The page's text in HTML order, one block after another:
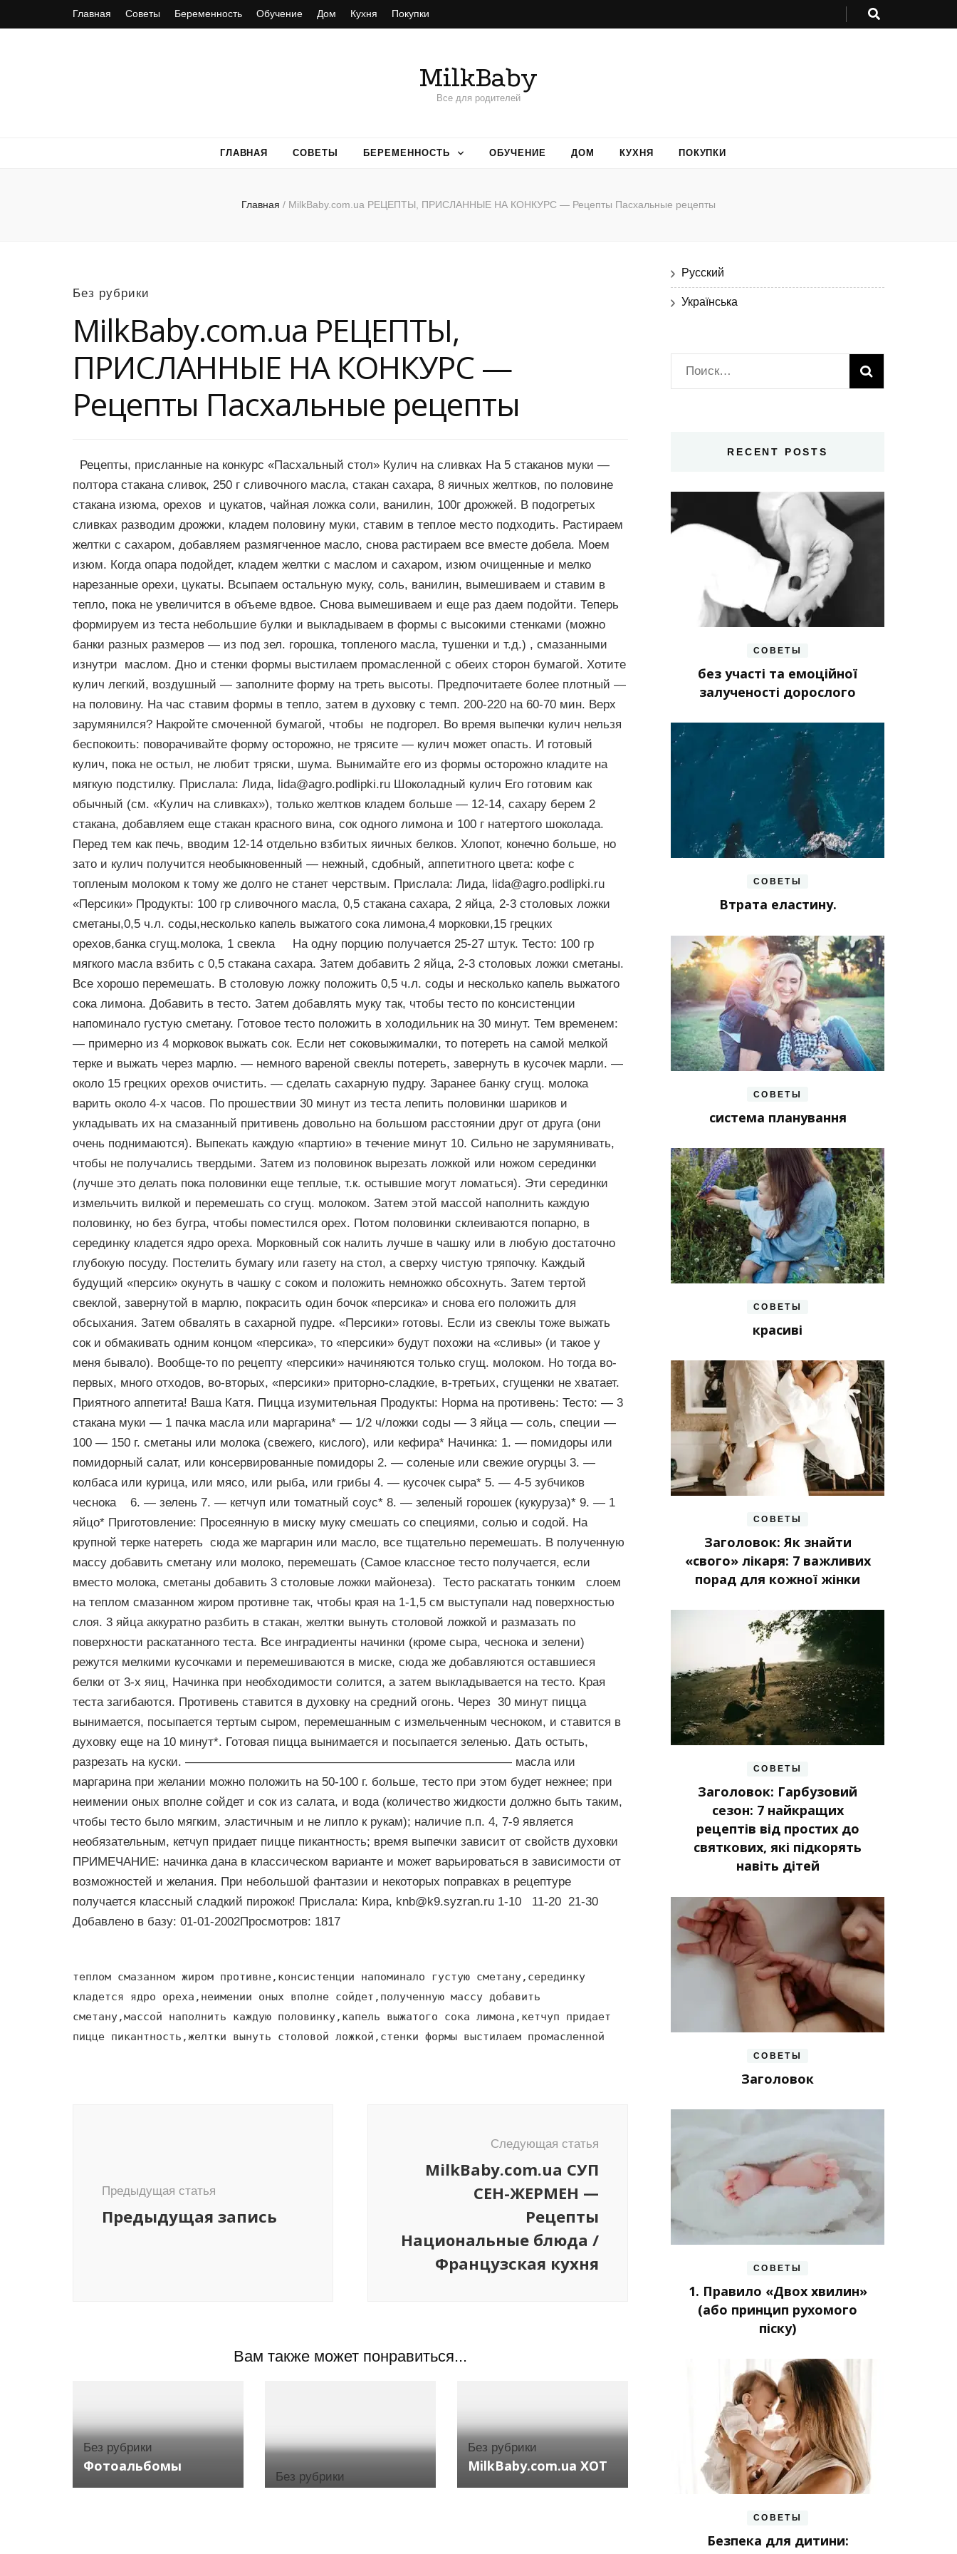
Главная Советы Беременность Обучение Дом Кухня Покупки
MilkBaby
Все для родителей
ГЛАВНАЯ СОВЕТЫ БЕРЕМЕННОСТЬ ОБУЧЕНИЕ ДОМ КУХНЯ ПОКУПКИ
Главная / MilkBaby.com.ua РЕЦЕПТЫ, ПРИСЛАННЫЕ НА КОНКУРС — Рецепты Пасхальные рецепты
Без рубрики
MilkBaby.com.ua РЕЦЕПТЫ,
ПРИСЛАННЫЕ НА КОНКУРС —
Рецепты Пасхальные рецепты
Рецепты, присланные на конкурс «Пасхальный стол» Кулич на сливках На 5 стаканов муки —
полтора стакана сливок, 250 г сливочного масла, стакан сахара, 8 яичных желтков, по половине
стакана изюма, орехов и цукатов, чайная ложка соли, ванилин, 100г дрожжей. В подогретых
сливках разводим дрожжи, кладем половину муки, ставим в теплое место подходить. Растираем
желтки с сахаром, добавляем размягченное масло, снова растираем все вместе добела. Моем
изюм. Когда опара подойдет, кладем желтки с маслом и сахаром, изюм очищенные и мелко
нарезанные орехи, цукаты. Всыпаем остальную муку, соль, ванилин, вымешиваем и ставим в
тепло, пока не увеличится в объеме вдвое. Снова вымешиваем и еще раз даем подойти. Теперь
формируем из теста небольшие булки и выкладываем в формы с высокими стенками (можно
банки разных размеров — из под зел. горошка, топленого масла, тушенки и т.д.) , смазанными
изнутри маслом. Дно и стенки формы выстилаем промасленной с обеих сторон бумагой. Хотите
кулич легкий, воздушный — заполните форму на треть высоты. Предпочитаете более плотный —
на половину. На час ставим формы в тепло, затем в духовку с темп. 200-220 на 60-70 мин. Верх
зарумянился? Накройте смоченной бумагой, чтобы не подгорел. Во время выпечки кулич нельзя
беспокоить: поворачивайте форму осторожно, не трясите — кулич может опасть. И готовый
кулич, пока не остыл, не любит тряски, шума. Вынимайте его из формы осторожно кладите на
мягкую подстилку. Прислала: Лида, lida@agro.podlipki.ru Шоколадный кулич Его готовим как
обычный (см. «Кулич на сливках»), только желтков кладем больше — 12-14, сахару берем 2
стакана, добавляем еще стакан красного вина, сок одного лимона и 100 г натертого шоколада.
Перед тем как печь, вводим 12-14 отдельно взбитых яичных белков. Хлопот, конечно больше, но
зато и кулич получится необыкновенный — нежный, сдобный, аппетитного цвета: кофе с
топленым молоком к тому же долго не станет черствым. Прислала: Лида, lida@agro.podlipki.ru
«Персики» Продукты: 100 гр сливочного масла, 0,5 стакана сахара, 2 яйца, 2-3 столовых ложки
сметаны,0,5 ч.л. соды,несколько капель выжатого сока лимона,4 морковки,15 грецких
орехов,банка сгущ.молока, 1 свекла На одну порцию получается 25-27 штук. Тесто: 100 гр
мягкого масла взбить с 0,5 стакана сахара. Затем добавить 2 яйца, 2-3 столовых ложки сметаны.
Все хорошо перемешать. В столовую ложку положить 0,5 ч.л. соды и несколько капель выжатого
сока лимона. Добавить в тесто. Затем добавлять муку так, чтобы тесто по консистенции
напоминало густую сметану. Готовое тесто положить в холодильник на 30 минут. Тем временем:
— примерно из 4 морковок выжать сок. Если нет соковыжималки, то потереть на самой мелкой
терке и выжать через марлю. — немного вареной свеклы потереть, завернуть в кусочек марли. —
около 15 грецких орехов очистить. — сделать сахарную пудру. Заранее банку сгущ. молока
варить около 4-х часов. По прошествии 30 минут из теста лепить половинки шариков и
укладывать их на смазанный притивень довольно на большом расстоянии друг от друга (они
очень поднимаются). Выпекать каждую «партию» в течение минут 10. Сильно не зарумянивать,
чтобы не получались твердыми. Затем из половинок вырезать ложкой или ножом серединки
(лучше это делать пока половинки еще теплые, т.к. остывшие могут ломаться). Эти серединки
измельчить вилкой и перемешать со сгущ. молоком. Затем этой массой наполнить каждую
половинку, но без бугра, чтобы поместился орех. Потом половинки склеиваются попарно, в
серединку кладется ядро ореха. Морковный сок налить лучше в чашку или в любую достаточно
глубокую посуду. Постелить бумагу или газету на стол, а сверху чистую тряпочку. Каждый
будущий «персик» окунуть в чашку с соком и положить немножко обсохнуть. Затем тертой
свеклой, завернутой в марлю, покрасить один бочок «персика» и снова его положить для
обсыхания. Затем обвалять в сахарной пудре. «Персики» готовы. Если из свеклы тоже выжать
сок и обмакивать одним концом «персика», то «персики» будут похожи на «сливы» (и такое у
меня бывало). Вообще-то по рецепту «персики» начиняются только сгущ. молоком. Но тогда во-
первых, много отходов, во-вторых, «персики» приторно-сладкие, в-третьих, сгущенки не хватает.
Приятного аппетита! Ваша Катя. Пицца изумительная Продукты: Норма на противень: Тесто: — 3
стакана муки — 1 пачка масла или маргарина* — 1/2 ч/ложки соды — 3 яйца — соль, специи —
100 — 150 г. сметаны или молока (свежего, кислого), или кефира* Начинка: 1. — помидоры или
помидорный салат, или консервированные помидоры 2. — соленые или свежие огурцы 3. —
колбаса или курица, или мясо, или рыба, или грибы 4. — кусочек сыра* 5. — 4-5 зубчиков
чеснока 6. — зелень 7. — кетчуп или томатный соус* 8. — зеленый горошек (кукуруза)* 9. — 1
яйцо* Приготовление: Просеянную в миску муку смешать со специями, солью и содой. На
крупной терке натереть сюда же маргарин или масло, все тщательно перемешать. В полученную
массу добавить сметану или молоко, перемешать (Самое классное тесто получается, если
вместо молока, сметаны добавить 3 столовые ложки майонеза). Тесто раскатать тонким слоем
на теплом смазанном жиром противне так, чтобы края на 1-1,5 см выступали над поверхностью
слоя. 3 яйца аккуратно разбить в стакан, желтки вынуть столовой ложкой и размазать по
поверхности раскатанного теста. Все инградиенты начинки (кроме сыра, чеснока и зелени)
режутся мелкими кусочками и перемешиваются в миске, сюда же добавляются оставшиеся
белки от 3-х яиц, Начинка при необходимости солится, а затем выкладывается на тесто. Края
теста загибаются. Противень ставится в духовку на средний огонь. Через 30 минут пицца
вынимается, посыпается тертым сыром, перемешанным с измельченным чесноком, и ставится в
духовку еще на 10 минут*. Готовая пицца вынимается и посыпается зеленью. Дать остыть,
разрезать на куски. ——————————————————————————— масла или
маргарина при желании можно положить на 50-100 г. больше, тесто при этом будет нежнее; при
неимении оных вполне сойдет и сок из салата, и вода (количество жидкости должно быть таким,
чтобы тесто было мягким, эластичным и не липло к рукам); наличие п.п. 4, 7-9 является
необязательным, кетчуп придает пицце пикантность; время выпечки зависит от свойств духовки
ПРИМЕЧАНИЕ: начинка дана в классическом варианте и может варьироваться в зависимости от
возможностей и желания. При небольшой фантазии и некоторых поправках в рецептуре
получается классный сладкий пирожок! Прислала: Кира, knb@k9.syzran.ru 1-10 11-20 21-30
Добавлено в базу: 01-01-2002Просмотров: 1817
теплом смазанном жиром противне,консистенции напоминало густую сметану,серединку
кладется ядро ореха,неимении оных вполне сойдет,полученную массу добавить
сметану,массой наполнить каждую половинку,капель выжатого сока лимона,кетчуп придает
пицце пикантность,желтки вынуть столовой ложкой,стенки формы выстилаем промасленной
Предыдущая статья
Предыдущая запись
Следующая статья
MilkBaby.com.ua СУП
СЕН-ЖЕРМЕН —
Рецепты
Национальные блюда /
Французская кухня
Вам также может понравиться...
Без рубрики
Фотоальбомы
Без рубрики
Без рубрики
MilkBaby.com.ua ХОТ
Русский
Українська
Найти:
RECENT POSTS
СОВЕТЫ
без участі та емоційної
залученості дорослого
СОВЕТЫ
Втрата еластину.
СОВЕТЫ
система планування
СОВЕТЫ
красиві
СОВЕТЫ
Заголовок: Як знайти
«свого» лікаря: 7 важливих
порад для кожної жінки
СОВЕТЫ
Заголовок: Гарбузовий
сезон: 7 найкращих
рецептів від простих до
святкових, які підкорять
навіть дітей
СОВЕТЫ
Заголовок
СОВЕТЫ
1. Правило «Двох хвилин»
(або принцип рухомого
піску)
СОВЕТЫ
Безпека для дитини: